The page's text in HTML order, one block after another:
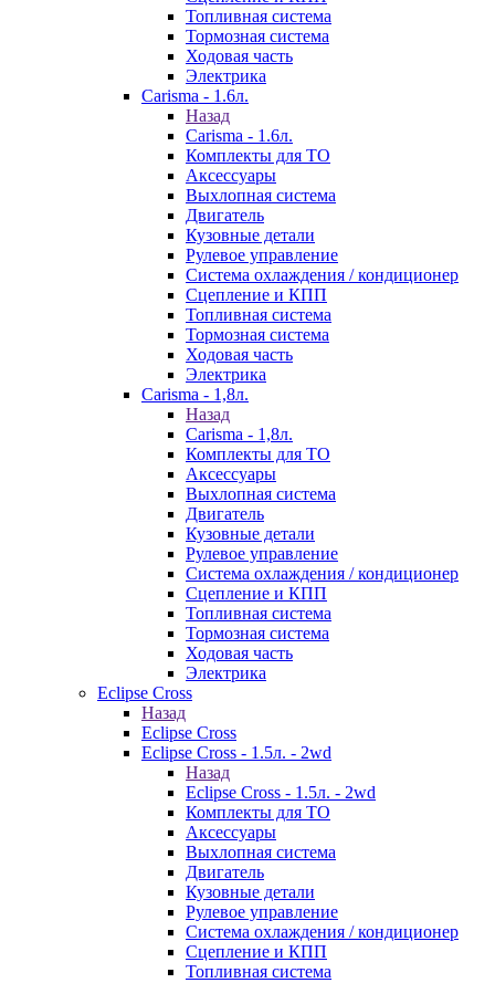
Топливная система
Тормозная система
Ходовая часть
Электрика
Carisma - 1.6л.
Назад
Carisma - 1.6л.
Комплекты для ТО
Аксессуары
Выхлопная система
Двигатель
Кузовные детали
Рулевое управление
Система охлаждения / кондиционер
Сцепление и КПП
Топливная система
Тормозная система
Ходовая часть
Электрика
Carisma - 1,8л.
Назад
Carisma - 1,8л.
Комплекты для ТО
Аксессуары
Выхлопная система
Двигатель
Кузовные детали
Рулевое управление
Система охлаждения / кондиционер
Сцепление и КПП
Топливная система
Тормозная система
Ходовая часть
Электрика
Eclipse Cross
Назад
Eclipse Cross
Eclipse Cross - 1.5л. - 2wd
Назад
Eclipse Cross - 1.5л. - 2wd
Комплекты для ТО
Аксессуары
Выхлопная система
Двигатель
Кузовные детали
Рулевое управление
Система охлаждения / кондиционер
Сцепление и КПП
Топливная система